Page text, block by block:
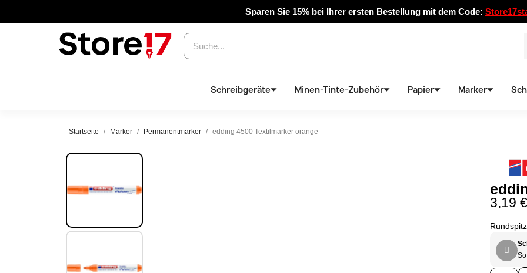
Sparen Sie 15% bei Ihrer ersten Bestellung mit dem Code:
Schreibgeräte Minen-Tinte-Zubehör Papier Marker
Startseite Marker Permanentmarker edding 4500 Textilmarker orange
3,19 €